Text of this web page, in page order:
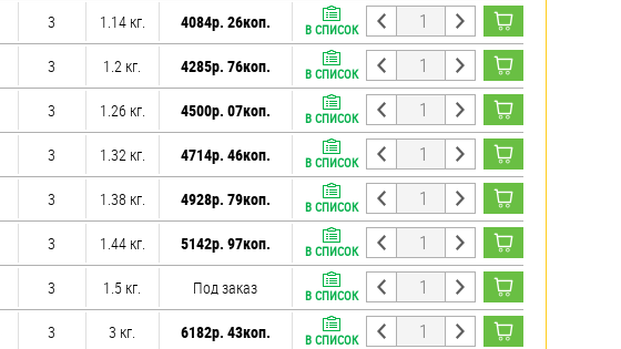
3 1.14 кг. 4084р. 26коп. В СПИСОК
3 1.2 кг. 4285р. 76коп. В СПИСОК
3 1.26 кг. 4500р. 07коп. В СПИСОК
3 1.32 кг. 4714р. 46коп. В СПИСОК
3 1.38 кг. 4928р. 79коп. В СПИСОК
3 1.44 кг. 5142р. 97коп. В СПИСОК
3 1.5 кг. Под заказ В СПИСОК
3 3 кг. 6182р. 43коп. В СПИСОК